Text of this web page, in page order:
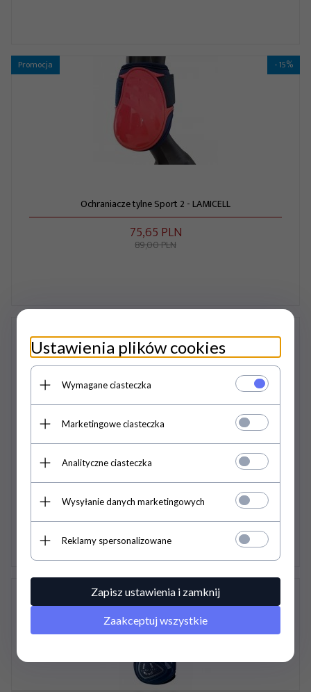
Promocja - 15%
Ochraniacze tylne Sport 2 - LAMICELL
75,65 PLN
89,00 PLN
Maska uspokajająca COME BEST - Lamicell
336, 00 PLN
Ustawienia plików cookies
Wymagane ciasteczka
Marketingowe ciasteczka
Analityczne ciasteczka
Wysyłanie danych marketingowych
Reklamy spersonalizowane
Zapisz ustawienia i zamknij
Zaakceptuj wszystkie